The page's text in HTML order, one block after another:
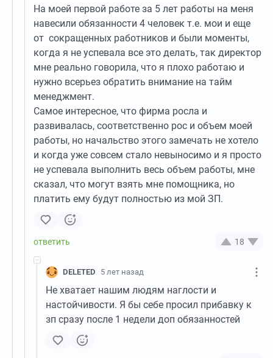
На моей первой работе за 5 лет работы на меня
навесили обязанности 4 человек т.е. мои и еще
от сокращенных работников и были моменты,
когда я не успевала все это делать, так директор
мне реально говорила, что я плохо работаю и
нужно всерьез обратить внимание на тайм
менеджмент.
Самое интересное, что фирма росла и
развивалась, соответственно рос и объем моей
работы, но начальство этого замечать не хотело
и когда уже совсем стало невыносимо и я просто
не успевала выполнить весь объем работы, мне
сказал, что могут взять мне помощника, но
платить ему будут полностью из мой ЗП.
18
DELETED 5 лет назад
Не хватает нашим людям наглости и
настойчивости. Я бы себе просил прибавку к
зп сразу после 1 недели доп обязанностей